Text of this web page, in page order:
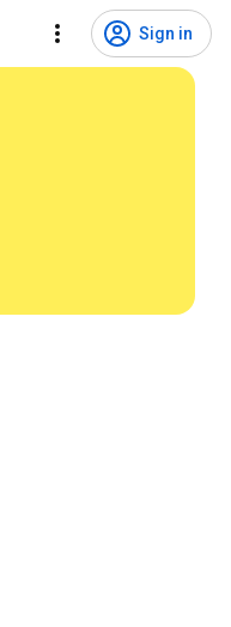
Sign in